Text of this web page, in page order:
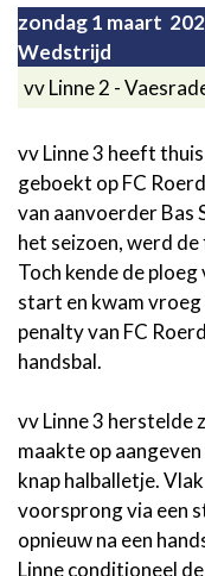
zondag 1 maart
Wedstrijd
vv Linne 2 -
vv Linne 3 heeft
geboekt op FC
van aanvoerder Bas
het seizoen, werd
Toch kende de
start en kwam
penalty van FC
handsbal.
vv Linne 3 herstelde
maakte op
knap halballetje.
voorsprong via een
opnieuw na een
Linne conditioneel